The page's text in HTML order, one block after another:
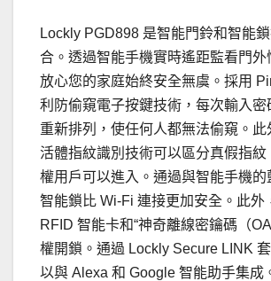
Lockly PGD898 是智能門鈴和智能
合。透過智能手機實時遙距監看門外
放心您的家庭始終安全無虞。採用
利防偷窺電子按鍵技術，每次輸入密
重新排列，使任何人都無法偷窺。此
活體指紋識別技術可以區分真假指
權用戶可以進入。通過與智能手機的
智能鎖比 Wi-Fi 連接更加安全。此外
RFID 智能卡和“神奇離線密鑰碼（
權開鎖。通過 Lockly Secure LINK
以與 Alexa 和 Google 智能助手集成